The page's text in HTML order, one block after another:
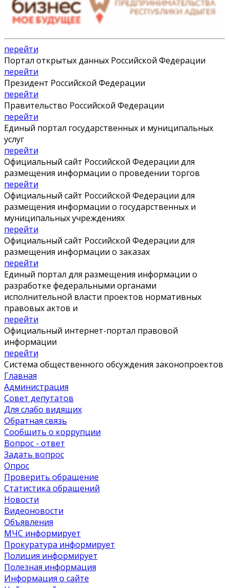
перейти
Портал открытых данных Российской Федерации
перейти
Президент Российской Федерации
перейти
Правительство Российской Федерации
перейти
Единый портал государственных и муниципальных
услуг
перейти
Официальный сайт Российской Федерации для
размещения информации о проведении торгов
перейти
Официальный сайт Российской Федерации для
размещения информации о государственных и
муниципальных учреждениях
перейти
Официальный сайт Российской Федерации для
размещения информации о заказах
перейти
Единый портал для размещения информации о
разработке федеральными органами
исполнительной власти проектов нормативных
правовых актов и
перейти
Официальный интернет-портал правовой
информации
перейти
Система общественного обсуждения законопроектов
Главная
Администрация
Совет депутатов
Для слабо видящих
Обратная связь
Сообщить о коррупции
Вопрос - ответ
Задать вопрос
Опрос
Проверить обращение
Статистика обращений
Новости
Видеоновости
Объявления
МЧС информирует
Прокуратура информирует
Полиция информирует
Полезная информация
Информация о сайте